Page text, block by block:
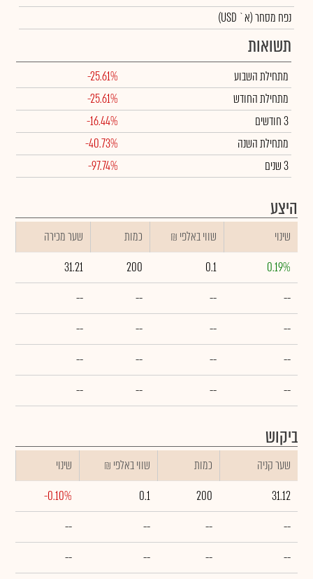
נפח מסחר(א` USD)
תשואות
מתחילת השבוע
-25.61%
מתחילת החודש
-25.61%
3 חודשים
-16.44%
מתחילת השנה
-40.73%
3 שנים
-97.74%
היצע
שינוי ₪ שווי באלפי כמות
שער מכירה
0.19%
0.1
200
31.21
--
--
--
--
--
--
--
--
--
--
--
--
--
--
--
--
ביקוש
שער קניה כמות ₪ שווי באלפי
שינוי
31.12
200
0.1
-0.10%
--
--
--
--
--
--
--
--